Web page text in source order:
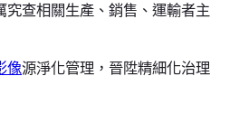
究查相關生產、銷售、運輸者主
像源淨化管理，晉陞精細化治理